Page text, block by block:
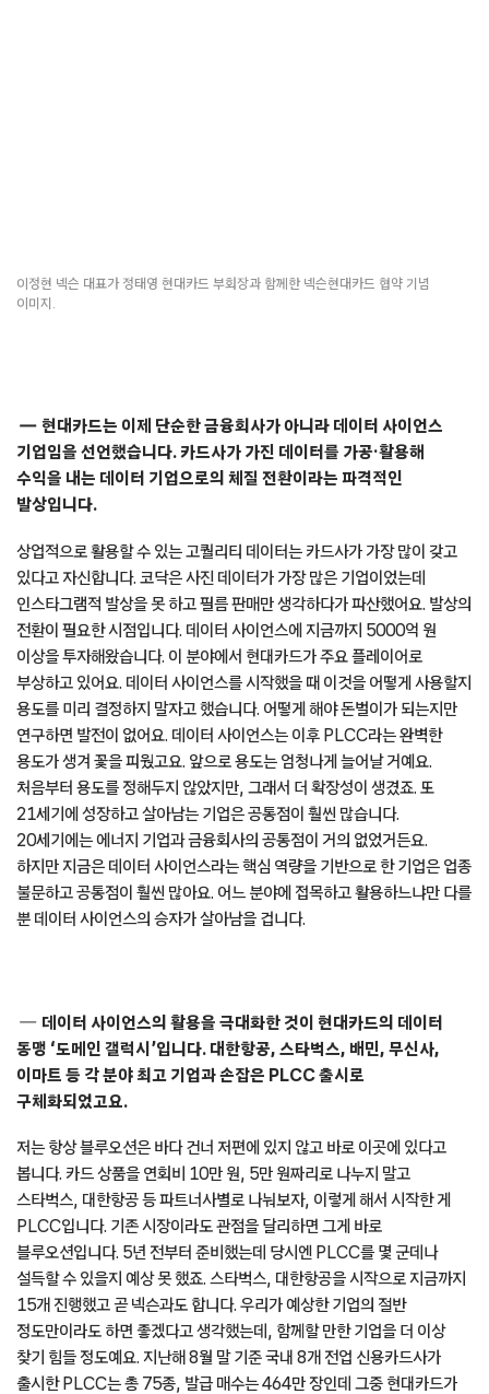
이정현 넥슨 대표가 정태영 현대카드 부회장과 함께한 넥슨현대카드 협약 기념
이미지.
현대카드는 이제 단순한 금융회사가 아니라 데이터 사이언스
기업임을 선언했습니다. 카드사가 가진 데이터를 가공·활용해
수익을 내는 데이터 기업으로의 체질 전환이라는 파격적인
발상입니다.
상업적으로 활용할 수 있는 고퀄리티 데이터는 카드사가 가장 많이 갖고
있다고 자신합니다. 코닥은 사진 데이터가 가장 많은 기업이었는데
인스타그램적 발상을 못 하고 필름 판매만 생각하다가 파산했어요. 발상의
전환이 필요한 시점입니다. 데이터 사이언스에 지금까지 5000억 원
이상을 투자해왔습니다. 이 분야에서 현대카드가 주요 플레이어로
부상하고 있어요. 데이터 사이언스를 시작했을 때 이것을 어떻게 사용할지
용도를 미리 결정하지 말자고 했습니다. 어떻게 해야 돈벌이가 되는지만
연구하면 발전이 없어요. 데이터 사이언스는 이후 PLCC라는 완벽한
용도가 생겨 꽃을 피웠고요. 앞으로 용도는 엄청나게 늘어날 거예요.
처음부터 용도를 정해두지 않았지만, 그래서 더 확장성이 생겼죠. 또
21세기에 성장하고 살아남는 기업은 공통점이 훨씬 많습니다.
20세기에는 에너지 기업과 금융회사의 공통점이 거의 없었거든요.
하지만 지금은 데이터 사이언스라는 핵심 역량을 기반으로 한 기업은 업종
불문하고 공통점이 훨씬 많아요. 어느 분야에 접목하고 활용하느냐만 다를
뿐 데이터 사이언스의 승자가 살아남을 겁니다.
데이터 사이언스의 활용을 극대화한 것이 현대카드의 데이터
동맹 ‘도메인 갤럭시’입니다. 대한항공, 스타벅스, 배민, 무신사,
이마트 등 각 분야 최고 기업과 손잡은 PLCC 출시로
구체화되었고요.
저는 항상 블루오션은 바다 건너 저편에 있지 않고 바로 이곳에 있다고
봅니다. 카드 상품을 연회비 10만 원, 5만 원짜리로 나누지 말고
스타벅스, 대한항공 등 파트너사별로 나눠보자, 이렇게 해서 시작한 게
PLCC입니다. 기존 시장이라도 관점을 달리하면 그게 바로
블루오션입니다. 5년 전부터 준비했는데 당시엔 PLCC를 몇 군데나
설득할 수 있을지 예상 못 했죠. 스타벅스, 대한항공을 시작으로 지금까지
15개 진행했고 곧 넥슨과도 합니다. 우리가 예상한 기업의 절반
정도만이라도 하면 좋겠다고 생각했는데, 함께할 만한 기업을 더 이상
찾기 힘들 정도예요. 지난해 8월 말 기준 국내 8개 전업 신용카드사가
출시한 PLCC는 총 75종, 발급 매수는 464만 장인데 그중 현대카드가